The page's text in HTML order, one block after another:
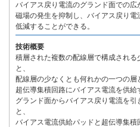
バイアス戻り電流のグランド面での
磁場の発生を抑制し、バイアス戻り
低減することができる。
技術概要
積層された複数の配線層で構成され
と、
配線層の少なくとも何れかの一つの層
超伝導集積回路にバイアス電流を供給
グランド面からバイアス戻り電流を
と、
バイアス電流供給パッドと超伝導集